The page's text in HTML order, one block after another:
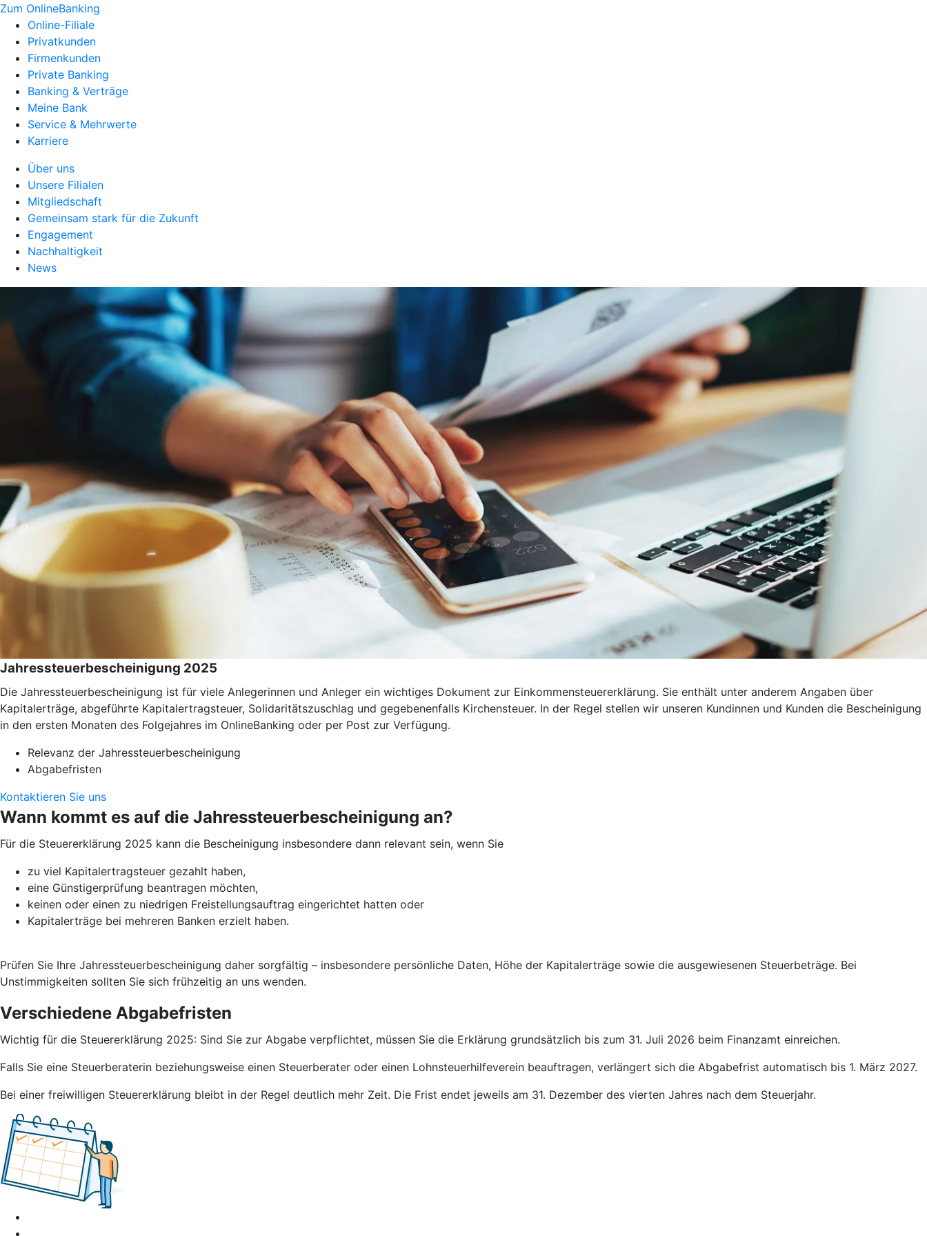
Zum OnlineBanking
Online-Filiale
Privatkunden
Firmenkunden
Private Banking
Banking & Verträge
Meine Bank
Service & Mehrwerte
Karriere
Über uns
Unsere Filialen
Mitgliedschaft
Gemeinsam stark für die Zukunft
Engagement
Nachhaltigkeit
News
Jahressteuerbescheinigung 2025
Die Jahressteuerbescheinigung ist für viele Anlegerinnen und Anleger ein wichtiges Dokument zur Einkommensteuererklärung. Sie enthält unter anderem Angaben über
Kapitalerträge, abgeführte Kapitalertragsteuer, Solidaritätszuschlag und gegebenenfalls Kirchensteuer. In der Regel stellen wir unseren Kundinnen und Kunden die Bescheinigung
in den ersten Monaten des Folgejahres im OnlineBanking oder per Post zur Verfügung.
Relevanz der Jahressteuerbescheinigung
Abgabefristen
Kontaktieren Sie uns
Wann kommt es auf die Jahressteuerbescheinigung an?
Für die Steuererklärung 2025 kann die Bescheinigung insbesondere dann relevant sein, wenn Sie
zu viel Kapitalertragsteuer gezahlt haben,
eine Günstigerprüfung beantragen möchten,
keinen oder einen zu niedrigen Freistellungsauftrag eingerichtet hatten oder
Kapitalerträge bei mehreren Banken erzielt haben.
Prüfen Sie Ihre Jahressteuerbescheinigung daher sorgfältig – insbesondere persönliche Daten, Höhe der Kapitalerträge sowie die ausgewiesenen Steuerbeträge. Bei
Unstimmigkeiten sollten Sie sich frühzeitig an uns wenden.
Verschiedene Abgabefristen
Wichtig für die Steuererklärung 2025: Sind Sie zur Abgabe verpflichtet, müssen Sie die Erklärung grundsätzlich bis zum 31. Juli 2026 beim Finanzamt einreichen.
Falls Sie eine Steuerberaterin beziehungsweise einen Steuerberater oder einen Lohnsteuerhilfeverein beauftragen, verlängert sich die Abgabefrist automatisch bis 1. März 2027.
Bei einer freiwilligen Steuererklärung bleibt in der Regel deutlich mehr Zeit. Die Frist endet jeweils am 31. Dezember des vierten Jahres nach dem Steuerjahr.